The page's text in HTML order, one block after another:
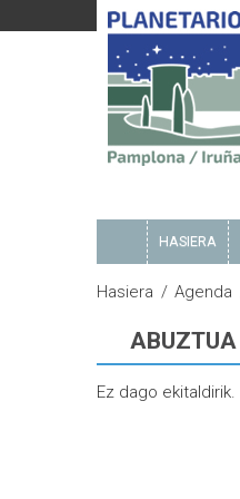
HASIERA
Hasiera Agenda
ABUZTUA
Ez dago ekitaldirik.